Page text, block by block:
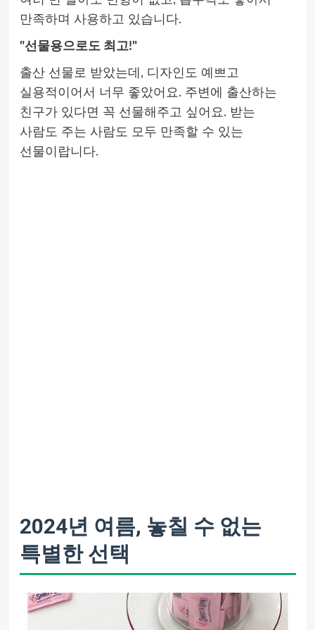
만족하며 사용하고 있습니다.
"선물용으로도 최고!"
출산 선물로 받았는데, 디자인도 예쁘고
실용적이어서 너무 좋았어요. 주변에 출산하는
친구가 있다면 꼭 선물해주고 싶어요. 받는
사람도 주는 사람도 모두 만족할 수 있는
선물이랍니다.
2024년 여름, 놓칠 수 없는
특별한 선택